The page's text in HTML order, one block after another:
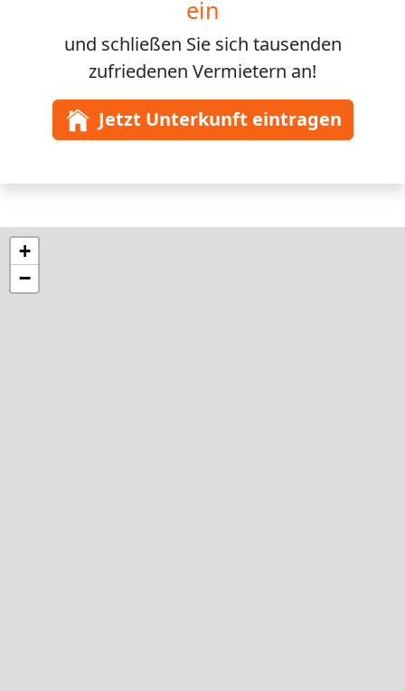
ein
und schließen Sie sich tausenden
zufriedenen Vermietern an!
Jetzt Unterkunft eintragen
+
−